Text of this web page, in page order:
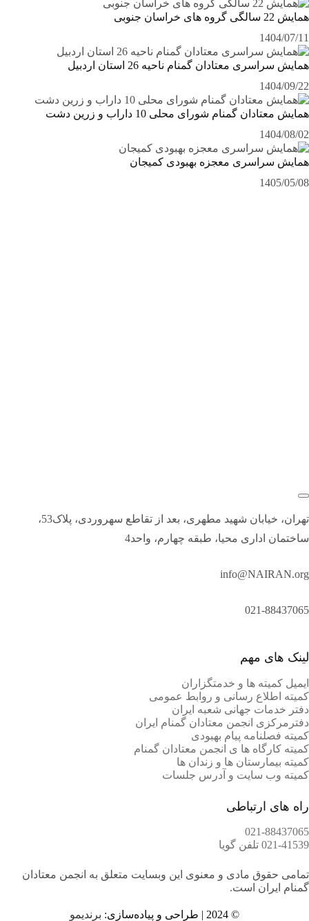
همایش 22 سالگی گروه های خراسان جنوبی
1404/07/11
همایش سراسری معتادان گمنام ناحیه 26 استان اردبیل
1404/09/22
همایش معتادان گمنام شورای محلی 10 داراب و زرین دشت
1404/08/02
همایش سراسری معجزه بهبودی کمیجان
1405/05/08
تهران، خیابان شهید مطهری، بعد از تقاطع سهروردی، پلاک53،
ساختمان اداری محیا، طبقه چهارم، واحد4
info@NAIRAN.org
021-88437065
لینک های مهم
ایمیل کمیته ها و خدمتگزاران
کميته اطلاع رسانی و روابط عمومی
دفتر خدمات جهانی شعبه ايران
دفترمرکزی انجمن معتادان گمنام ایران
کمیته فصلنامه پیام بهبودی
کمیته کارگاه ها ی انجمن معتادان گمنام
کمیته بیمارستان ها و زندان ها
کمیته وب سایت و آدرس جلسات
راه های ارتباطی
021-88437065
021-41539 تلفن گویا
تمامی حقوق مادی و معنوی این وبسایت متعلق به انجمن معتادان
گمنام ایران است.
© 2024 | طراحی و پیاده‌سازی: برندیمو